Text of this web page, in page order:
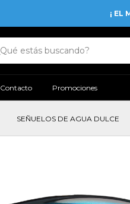
¡ EL
Contacto Promociones
SEÑUELOS DE AGUA DULCE